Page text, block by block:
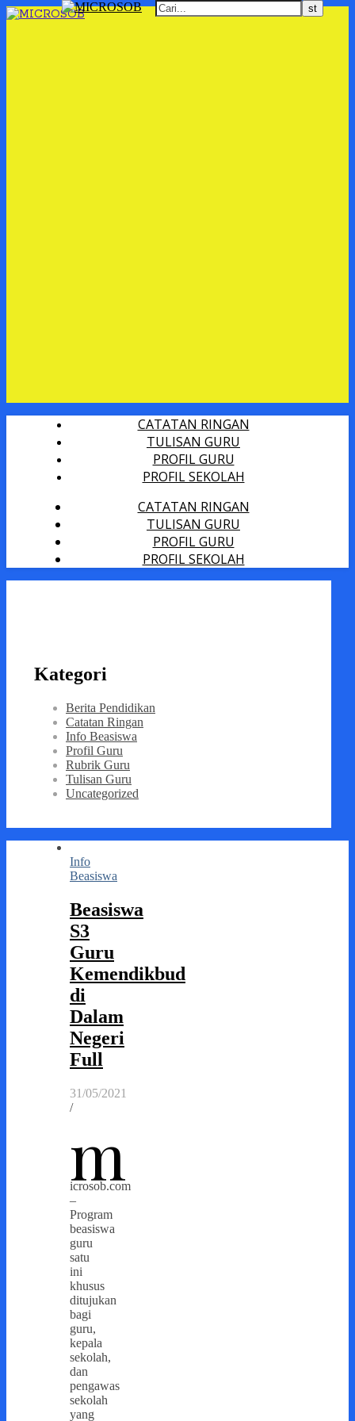
CATATAN RINGAN
TULISAN GURU
PROFIL GURU
PROFIL SEKOLAH
CATATAN RINGAN
TULISAN GURU
PROFIL GURU
PROFIL SEKOLAH
Kategori
Berita Pendidikan
Catatan Ringan
Info Beasiswa
Profil Guru
Rubrik Guru
Tulisan Guru
Uncategorized
Info
Beasiswa
Beasiswa
S3
Guru
Kemendikbud
di
Dalam
Negeri
Full
31/05/2021
/
m
icrosob.com
–
Program
beasiswa
guru
satu
ini
khusus
ditujukan
bagi
guru,
kepala
sekolah,
dan
pengawas
sekolah
yang